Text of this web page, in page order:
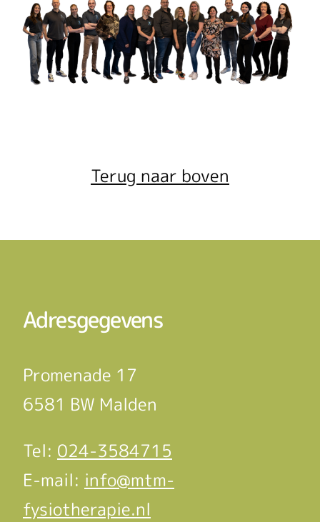
Terug naar boven
Adresgegevens
Promenade 17
6581 BW Malden
Tel: 024-3584715
E-mail: info@mtm-
fysiotherapie.nl